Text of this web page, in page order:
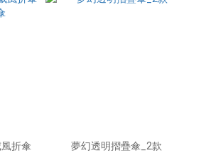
折傘
夢幻透明摺疊傘_2款